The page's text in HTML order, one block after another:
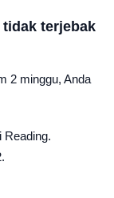
tidak terjebak
2 minggu, Anda
Reading.